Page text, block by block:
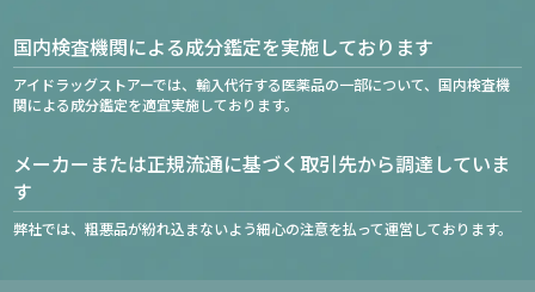
国内検査機関による成分鑑定を実施しております
アイドラッグストアーでは、輸入代行する医薬品の一部について、国内検査機
関による成分鑑定を適宜実施しております。
メーカーまたは正規流通に基づく取引先から調達していま
す
弊社では、粗悪品が紛れ込まないよう細心の注意を払って運営しております。